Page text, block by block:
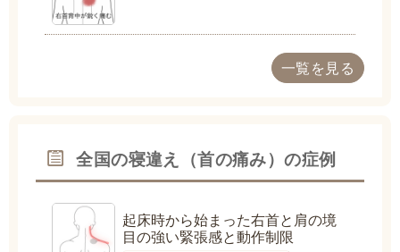
一覧を見る
全国の寝違え（首の痛み）の症例
起床時から始まった右首と肩の境
目の強い緊張感と動作制限